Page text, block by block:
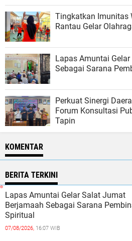
Tingkatkan Imunitas
Rantau Gelar
Lapas Amuntai
Sebagai Sarana
Perkuat Sinergi
Forum Konsultasi
Tapin
KOMENTAR
BERITA TERKINI
Lapas Amuntai Gelar Salat Jumat
Berjamaah Sebagai Sarana
Spiritual
07/08/2026, 16:07 WIB